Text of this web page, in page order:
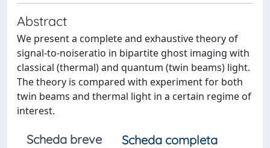
Abstract
We present a complete and exhaustive theory of
signal-to-noiseratio in bipartite ghost imaging with
classical (thermal) and quantum (twin beams) light.
The theory is compared with experiment for both
twin beams and thermal light in a certain regime of
interest.
Scheda breve
Scheda completa